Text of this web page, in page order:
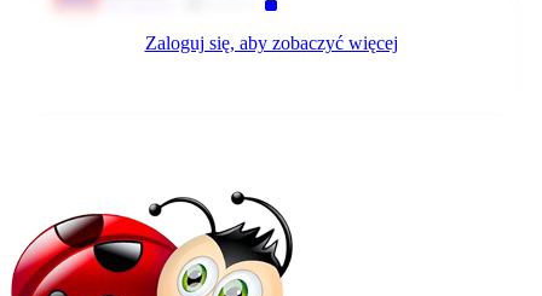
BeataBB, jarekbarek, Czesc ja tez z Opola 😁
Zaloguj się, aby zobaczyć więcej